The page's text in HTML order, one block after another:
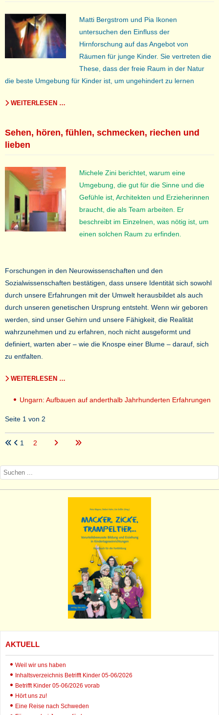
Matti Bergstrom und Pia Ikonen
untersuchen den Einfluss der
Hirnforschung auf das Angebot von
Räumen für junge Kinder. Sie vertreten die
These, dass der freie Raum in der Natur
die beste Umgebung für Kinder ist, um ungehindert zu lernen
WEITERLESEN …
Sehen, hören, fühlen, schmecken, riechen und
lieben
Michele Zini berichtet, warum eine
Umgebung, die gut für die Sinne und die
Gefühle ist, Architekten und Erzieherinnen
braucht, die als Team arbeiten. Er
beschreibt im Einzelnen, was nötig ist, um
einen solchen Raum zu erfinden.
Forschungen in den Neurowissenschaften und den
Sozialwissenschaften bestätigen, dass unsere Identität sich sowohl
durch unsere Erfahrungen mit der Umwelt herausbildet als auch
durch unseren genetischen Ursprung entsteht. Wenn wir geboren
werden, sind unser Gehirn und unsere Fähigkeit, die Realität
wahrzunehmen und zu erfahren, noch nicht ausgeformt und
definiert, warten aber – wie die Knospe einer Blume – darauf, sich
zu entfalten.
WEITERLESEN …
Ungarn: Aufbauen auf anderthalb Jahrhunderten Erfahrungen
Seite 1 von 2
1 2
AKTUELL
Weil wir uns haben
Inhaltsverzeichnis Betrifft Kinder 05-06/2026
Betrifft Kinder 05-06/2026 vorab
Hört uns zu!
Eine Reise nach Schweden